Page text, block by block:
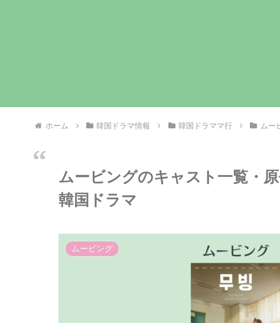
ホーム 韓国ドラマ情報 韓国ドラママ行 ムー
ムービングのキャスト一覧・
韓国ドラマ
ムービング